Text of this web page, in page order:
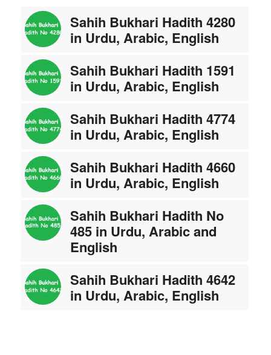
Sahih Bukhari Hadith 4280
in Urdu, Arabic, English
Sahih Bukhari Hadith 1591
in Urdu, Arabic, English
Sahih Bukhari Hadith 4774
in Urdu, Arabic, English
Sahih Bukhari Hadith 4660
in Urdu, Arabic, English
Sahih Bukhari Hadith No
485 in Urdu, Arabic and
English
Sahih Bukhari Hadith 4642
in Urdu, Arabic, English